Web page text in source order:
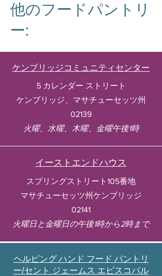
他のフードパントリ
ー:
ケンブリッジコミュニティセンター
5 カレンダー ストリート
ケンブリッジ、マサチューセッツ州
02139
火曜、水曜、木曜、金曜午後1時
イーストエンドハウス
スプリングストリート105番地
マサチューセッツ州ケンブリッジ
02141
火曜日と金曜日の午後1時から2時まで
ヘルピング ハンド フード パントリ
ー/セント ジェームス エピスコパル